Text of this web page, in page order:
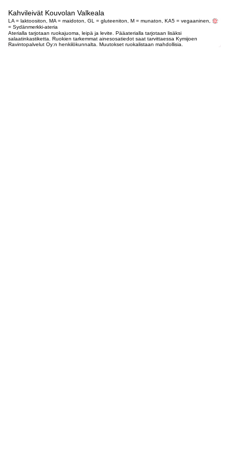
Kahvileivät Kouvolan Valkeala
LA = laktoositon, MA = maidoton, GL = gluteeniton, M = munaton, KA5 = vegaaninen,
= Sydänmerkki-ateria
Aterialla tarjotaan ruokajuoma, leipä ja levite. Pääaterialla tarjotaan lisäksi
salaatinkastiketta. Ruokien tarkemmat ainesosatiedot saat tarvittaessa Kymijoen
Ravintopalvelut Oy:n henkilökunnalta. Muutokset ruokalistaan mahdollisia.